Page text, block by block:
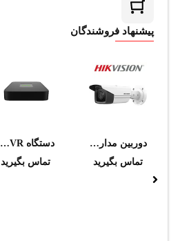
پیشنهاد فروشندگان
دوربین مداربسته هایک ویژن مدل DS-2CD2T43G2-2I (4mm)
تماس بگیرید
دستگاه NVR تحت شبکه تیاندی مدل TC-R3104 I/B/P4/C/EU/L/S
تماس بگیرید